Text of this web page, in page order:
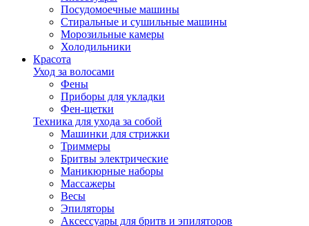
Посудомоечные машины
Стиральные и сушильные машины
Морозильные камеры
Холодильники
Красота
Уход за волосами
Фены
Приборы для укладки
Фен-щетки
Техника для ухода за собой
Машинки для стрижки
Триммеры
Бритвы электрические
Маникюрные наборы
Массажеры
Весы
Эпиляторы
Аксессуары для бритв и эпиляторов